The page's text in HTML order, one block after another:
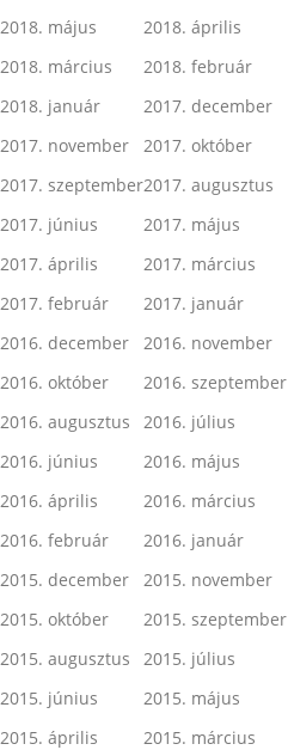
2018. május
2018. április
2018. március
2018. február
2018. január
2017. december
2017. november
2017. október
2017. szeptember2017. augusztus
2017. június
2017. május
2017. április
2017. március
2017. február
2017. január
2016. december
2016. november
2016. október
2016. szeptember
2016. augusztus
2016. július
2016. június
2016. május
2016. április
2016. március
2016. február
2016. január
2015. december
2015. november
2015. október
2015. szeptember
2015. augusztus
2015. július
2015. június
2015. május
2015. április
2015. március